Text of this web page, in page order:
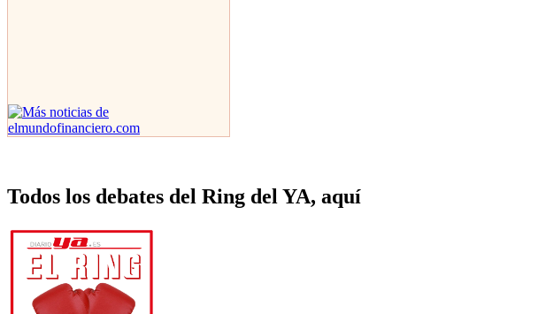
Todos los debates del Ring del YA, aquí